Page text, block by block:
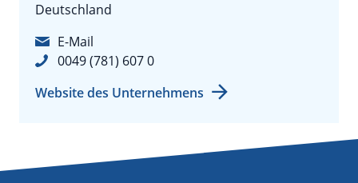
Deutschland
E-Mail
0049 (781) 607 0
Website des Unternehmens